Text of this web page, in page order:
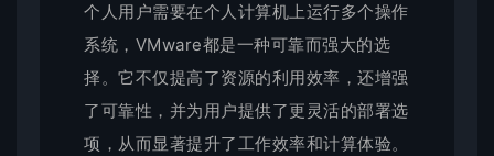
个人用户需要在个人计算机上运行多个操作
系统，VMware都是一种可靠而强大的选
择。它不仅提高了资源的利用效率，还增强
了可靠性，并为用户提供了更灵活的部署选
项，从而显著提升了工作效率和计算体验。